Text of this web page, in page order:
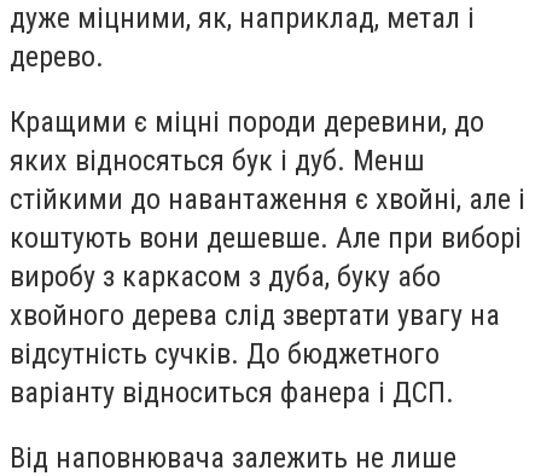
дуже міцними, як, наприклад, метал і
дерево.
Кращими є міцні породи деревини, до
яких відносяться бук і дуб. Менш
стійкими до навантаження є хвойні, але і
коштують вони дешевше. Але при виборі
виробу з каркасом з дуба, буку або
хвойного дерева слід звертати увагу на
відсутність сучків. До бюджетного
варіанту відноситься фанера і ДСП.
Від наповнювача залежить не лише